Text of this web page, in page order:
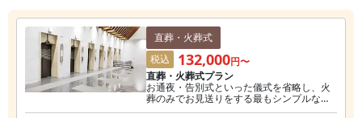
直葬・火葬式
税込
132,000円〜
直葬・火葬式プラン
お通夜・告別式といった儀式を省略し、火
葬のみでお見送りをする最もシンプルなプ
ランのため、費用も最低限に抑えることが